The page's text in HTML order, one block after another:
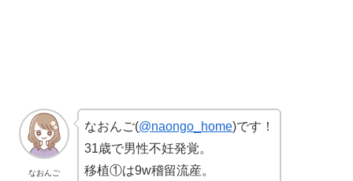
なおんご
なおんご(@naongo_home)です！
31歳で男性不妊発覚。
移植①は9w稽留流産。